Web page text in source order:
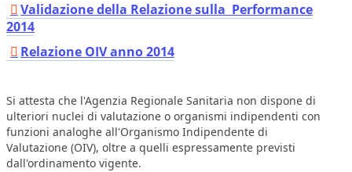
Validazione della Relazione sulla Performance
2014
Relazione OIV anno 2014
Si attesta che l'Agenzia Regionale Sanitaria non dispone di
ulteriori nuclei di valutazione o organismi indipendenti con
funzioni analoghe all'Organismo Indipendente di
Valutazione (OIV), oltre a quelli espressamente previsti
dall'ordinamento vigente.